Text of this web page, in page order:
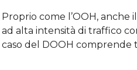
Proprio come l’OOH,
ad alta intensità di traffico
caso del DOOH